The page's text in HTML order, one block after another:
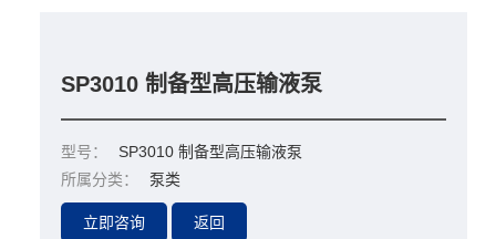
SP3010 制备型高压输液泵
型号：
SP3010 制备型高压输液泵
所属分类：
泵类